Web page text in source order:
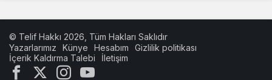
© Telif Hakkı 2026, Tüm Hakları Saklıdır
Yazarlarımız
Künye Hesabım
Gizlilik politikası
İçerik Kaldırma Talebi
İletişim